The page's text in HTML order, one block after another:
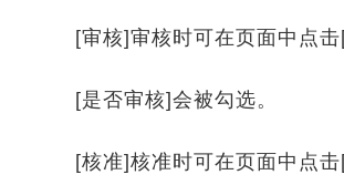
[审核]审核时可在页面中点击[
[是否审核]会被勾选。
[核准]核准时可在页面中点击[